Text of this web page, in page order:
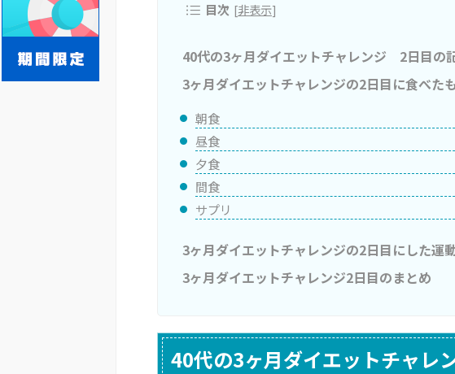
目次 [非表示]
40代の3ヶ月ダイエットチャレンジ 2日目の
3ヶ月ダイエットチャレンジの2日目に食べた
朝食
昼食
夕食
間食
サプリ
3ヶ月ダイエットチャレンジの2日目にした運
3ヶ月ダイエットチャレンジ2日目のまとめ
40代の3ヶ月ダイエットチャ